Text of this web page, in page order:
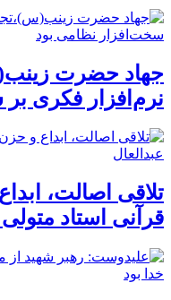
جهاد حضرت
نرم‌افزار فکری
تلاقی اصالت،
قرآنی استاد متولی